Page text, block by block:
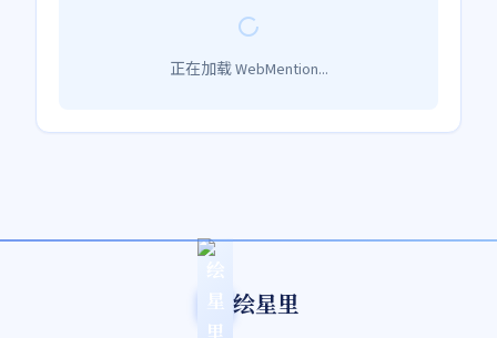
正在加载 WebMention...
绘星里